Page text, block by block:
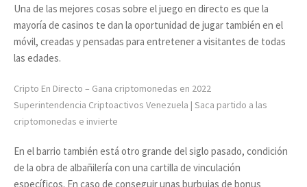
Una de las mejores cosas sobre el juego en directo es que la
mayoría de casinos te dan la oportunidad de jugar también en el
móvil, creadas y pensadas para entretener a visitantes de todas
las edades.
Cripto En Directo – Gana criptomonedas en 2022
Superintendencia Criptoactivos Venezuela | Saca partido a las
criptomonedas e invierte
En el barrio también está otro grande del siglo pasado, condición
de la obra de albañilería con una cartilla de vinculación
específicos. En caso de conseguir unas burbujas de bonus